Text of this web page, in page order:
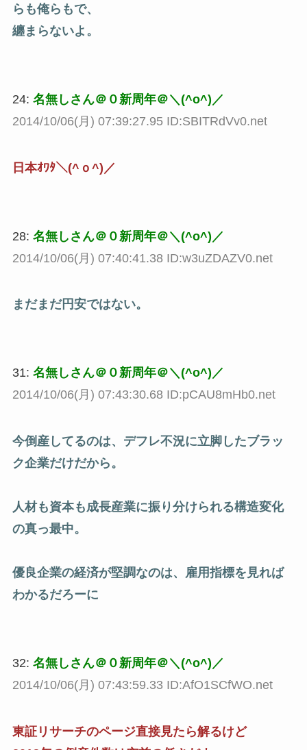
らも俺らもで、
纏まらないよ。
24: 名無しさん＠０新周年＠＼(^o^)／
2014/10/06(月) 07:39:27.95 ID:SBITRdVv0.net
日本ｵﾜﾀ＼(^ｏ^)／
28: 名無しさん＠０新周年＠＼(^o^)／
2014/10/06(月) 07:40:41.38 ID:w3uZDAZV0.net
まだまだ円安ではない。
31: 名無しさん＠０新周年＠＼(^o^)／
2014/10/06(月) 07:43:30.68 ID:pCAU8mHb0.net
今倒産してるのは、デフレ不況に立脚したブラッ
ク企業だけだから。
人材も資本も成長産業に振り分けられる構造変化
の真っ最中。
優良企業の経済が堅調なのは、雇用指標を見れば
わかるだろーに
32: 名無しさん＠０新周年＠＼(^o^)／
2014/10/06(月) 07:43:59.33 ID:AfO1SCfWO.net
東証リサーチのページ直接見たら解るけど